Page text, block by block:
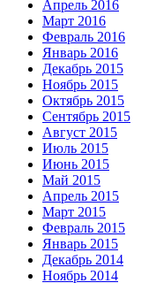
Апрель 2016
Март 2016
Февраль 2016
Январь 2016
Декабрь 2015
Ноябрь 2015
Октябрь 2015
Сентябрь 2015
Август 2015
Июль 2015
Июнь 2015
Май 2015
Апрель 2015
Март 2015
Февраль 2015
Январь 2015
Декабрь 2014
Ноябрь 2014